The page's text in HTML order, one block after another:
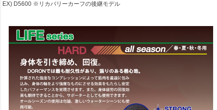
EX) D5600 ※リカバリーカーフの後継モデル